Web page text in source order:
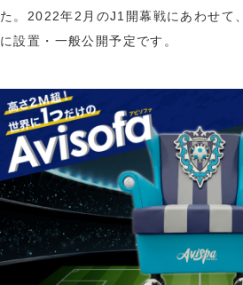
た。2022年2月のJ1開幕戦にあわせて
に設置・一般公開予定です。